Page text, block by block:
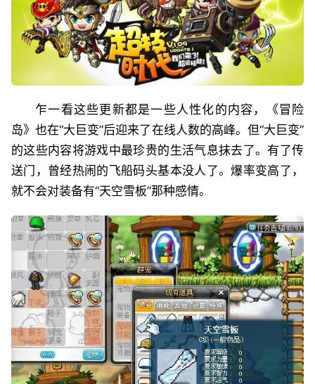
乍一看这些更新都是一些人性化的内容，《冒险
岛》也在“大巨变”后迎来了在线人数的高峰。但“大巨变”
的这些内容将游戏中最珍贵的生活气息抹去了。有了传
送门，曾经热闹的飞船码头基本没人了。爆率变高了，
就不会对装备有“天空雪板”那种感情。